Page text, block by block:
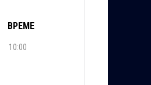
ВРЕМЕ
10:00